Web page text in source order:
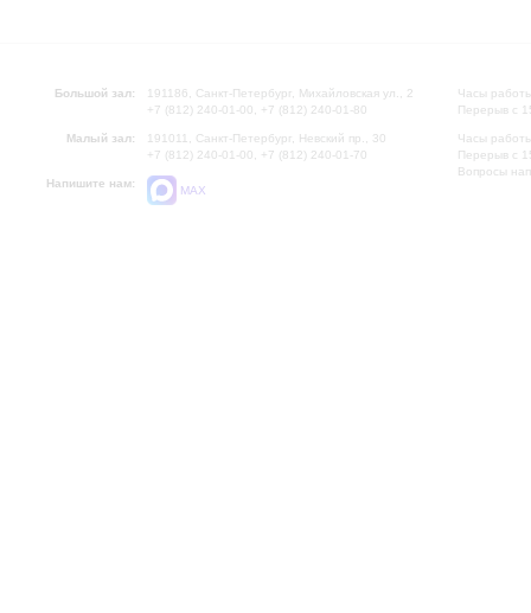
Большой зал:
191186, Санкт-Петербург, Михайловская ул., 2
+7 (812) 240-01-00, +7 (812) 240-01-80
Малый зал:
191011, Санкт-Петербург, Невский пр., 30
+7 (812) 240-01-00, +7 (812) 240-01-70
Напишите нам:
MAX
Часы
Перерыв с
Часы
Перерыв с
Вопросы